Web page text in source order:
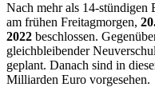
Nach mehr als 14-stündigen
am frühen Freitagmorgen,
2022 beschlossen.
gleichbleibender
geplant. Danach sind in
Milliarden Euro vorgesehen.